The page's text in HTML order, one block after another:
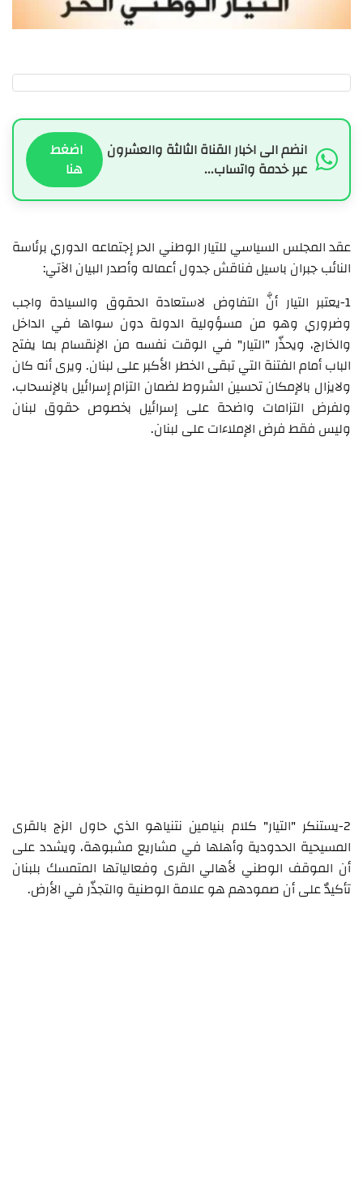
انضم الى اخبار القناة الثالثة والعشرون
عبر خدمة واتساب...
اضغط
هنا
عقد المجلس السياسي للتيار الوطني الحر إجتماعه الدوري برئاسة
النائب جبران باسيل فناقش جدول أعماله وأصدر البيان الآتي:
1-يعتبر التيار أنَّ التفاوض لاستعادة الحقوق والسيادة واجب
وضروري وهو من مسؤولية الدولة دون سواها في الداخل
والخارج، ويحذّر "التيار" في الوقت نفسه من الإنقسام بما يفتح
الباب أمام الفتنة التي تبقى الخطر الأكبر على لبنان. ويرى أنه كان
ولايزال بالإمكان تحسين الشروط لضمان التزام إسرائيل بالإنسحاب،
ولفرض التزامات واضحة على إسرائيل بخصوص حقوق لبنان
وليس فقط فرض الإملاءات على لبنان.
2-يستنكر "التيار" كلام بنيامين نتنياهو الذي حاول الزج بالقرى
المسيحية الحدودية وأهلها في مشاريع مشبوهة، ويشدد على
أن الموقف الوطني لأهالي القرى وفعالياتها المتمسك بلبنان
تأكيدٌ على أن صمودهم هو علامة الوطنية والتجذّر في الأرض.